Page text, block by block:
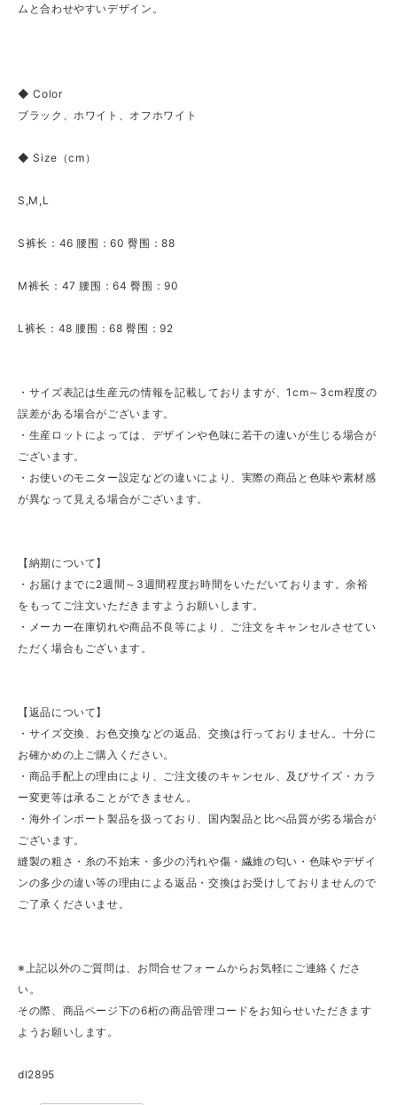
ムと合わせやすいデザイン。
◆ Color
ブラック、ホワイト、オフホワイト
◆ Size（cm）
S,M,L
S裤长：46 腰围：60 臀围：88
M裤长：47 腰围：64 臀围：90
L裤长：48 腰围：68 臀围：92
・サイズ表記は生産元の情報を記載しておりますが、1cm～3cm程度の
誤差がある場合がございます。
・生産ロットによっては、デザインや色味に若干の違いが生じる場合が
ございます。
・お使いのモニター設定などの違いにより、実際の商品と色味や素材感
が異なって見える場合がございます。
【納期について】
・お届けまでに2週間～3週間程度お時間をいただいております。余裕
をもってご注文いただきますようお願いします。
・メーカー在庫切れや商品不良等により、ご注文をキャンセルさせてい
ただく場合もございます。
【返品について】
・サイズ交換、お色交換などの返品、交換は行っておりません。十分に
お確かめの上ご購入ください。
・商品手配上の理由により、ご注文後のキャンセル、及びサイズ・カラ
ー変更等は承ることができません。
・海外インポート製品を扱っており、国内製品と比べ品質が劣る場合が
ございます。
縫製の粗さ・糸の不始末・多少の汚れや傷・繊維の匂い・色味やデザイ
ンの多少の違い等の理由による返品・交換はお受けしておりませんので
ご了承くださいませ。
※上記以外のご質問は、お問合せフォームからお気軽にご連絡くださ
い。
その際、商品ページ下の6桁の商品管理コードをお知らせいただきます
ようお願いします。
dl2895